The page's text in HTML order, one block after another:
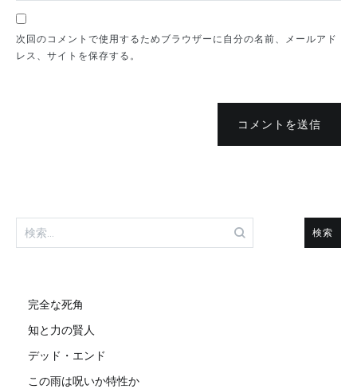
次回のコメントで使用するためブラウザーに自分の名前、メールアド
レス、サイトを保存する。
コメントを送信
検
索:
完全な死角
知と力の賢人
デッド・エンド
この雨は呪いか特性か